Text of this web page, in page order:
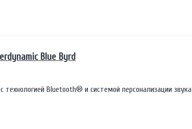
Blue Byrd
технологией Bluetooth® и системой персонализации звука